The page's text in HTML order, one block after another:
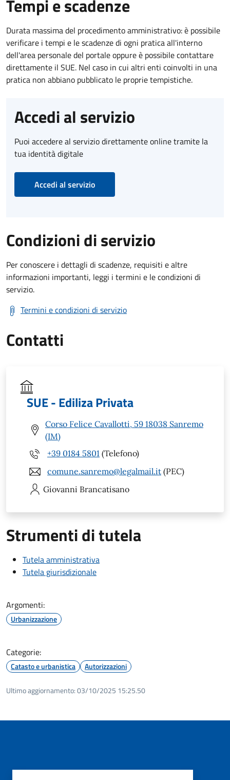
Tempi e scadenze
Durata massima del procedimento amministrativo: è possibile
verificare i tempi e le scadenze di ogni pratica all'interno
dell'area personale del portale oppure è possibile contattare
direttamente il SUE. Nel caso in cui altri enti coinvolti in una
pratica non abbiano pubblicato le proprie tempistiche.
Accedi al servizio
Puoi accedere al servizio direttamente online tramite la
tua identità digitale
Accedi al servizio
Condizioni di servizio
Per conoscere i dettagli di scadenze, requisiti e altre
informazioni importanti, leggi i termini e le condizioni di
servizio.
Termini e condizioni di servizio
Contatti
SUE - Ediliza Privata
Corso Felice Cavallotti, 59 18038 Sanremo
(IM)
+39 0184 5801 (Telefono)
comune.sanremo@legalmail.it (PEC)
Giovanni Brancatisano
Strumenti di tutela
Tutela amministrativa
Tutela giurisdizionale
Argomenti:
Urbanizzazione
Categorie:
Catasto e urbanistica Autorizzazioni
Ultimo aggiornamento:03/10/2025 15:25.50